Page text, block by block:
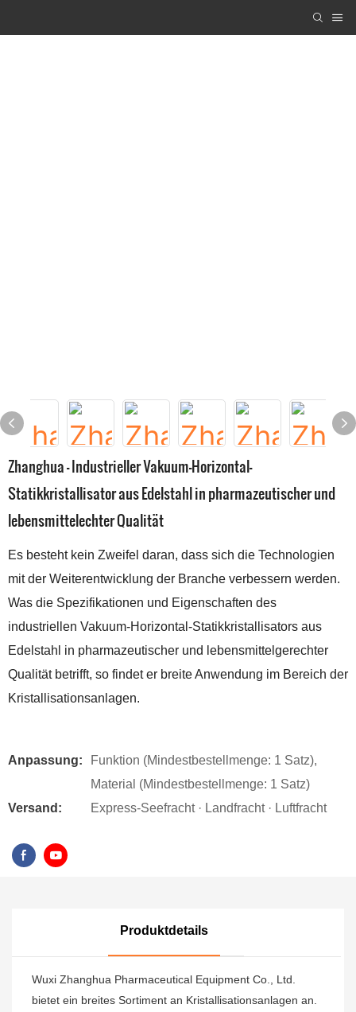
Zhanghua – Industrieller Vakuum-Horizontal-
Statikkristallisator aus Edelstahl in pharmazeutischer und
lebensmittelechter Qualität
Es besteht kein Zweifel daran, dass sich die Technologien
mit der Weiterentwicklung der Branche verbessern werden.
Was die Spezifikationen und Eigenschaften des
industriellen Vakuum-Horizontal-Statikkristallisators aus
Edelstahl in pharmazeutischer und lebensmittelgerechter
Qualität betrifft, so findet er breite Anwendung im Bereich der
Kristallisationsanlagen.
Anpassung:
Funktion (Mindestbestellmenge: 1 Satz),
Material (Mindestbestellmenge: 1 Satz)
Versand:
Express-Seefracht · Landfracht · Luftfracht
Produktdetails
Wuxi Zhanghua Pharmaceutical Equipment Co., Ltd.
bietet ein breites Sortiment an Kristallisationsanlagen an.